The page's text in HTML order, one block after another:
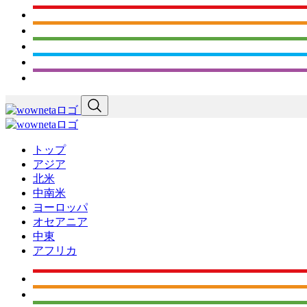
トップ
アジア
北米
中南米
ヨーロッパ
オセアニア
中東
アフリカ